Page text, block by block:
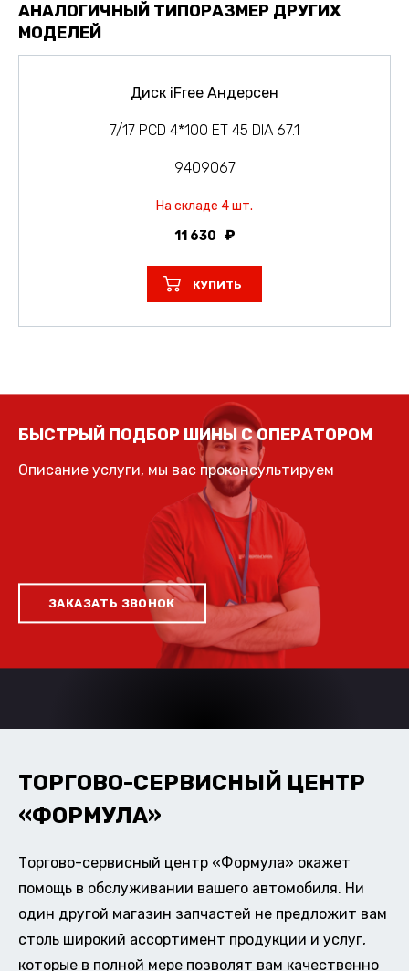
АНАЛОГИЧНЫЙ ТИПОРАЗМЕР ДРУГИХ
МОДЕЛЕЙ
Диск iFree Андерсен
7/17 PCD 4*100 ET 45 DIA 67.1
9409067
На складе 4 шт.
11 630
КУПИТЬ
БЫСТРЫЙ ПОДБОР ШИНЫ С ОПЕРАТОРОМ
Описание услуги, мы вас проконсультируем
ЗАКАЗАТЬ ЗВОНОК
ТОРГОВО-СЕРВИСНЫЙ ЦЕНТР
«ФОРМУЛА»
Торгово-сервисный центр «Формула» окажет
помощь в обслуживании вашего автомобиля. Ни
один другой магазин запчастей не предложит вам
столь широкий ассортимент продукции и услуг,
которые в полной мере позволят вам качественно